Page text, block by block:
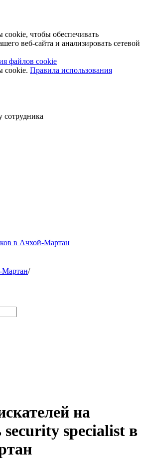
чтобы обеспечивать
веб-сайта и анализировать сетевой
файлов cookie
cookie. Правила использования
в Ачхой-Мартан
Мартан/
на
security specialist в